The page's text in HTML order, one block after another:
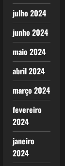
julho 2024
junho 2024
maio 2024
abril 2024
março 2024
fevereiro
2024
janeiro
2024